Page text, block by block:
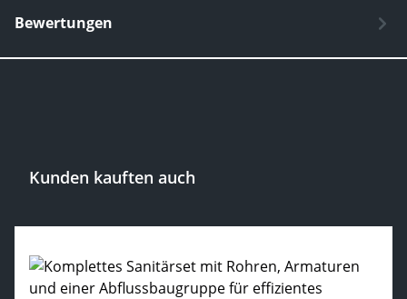
Bewertungen
Kunden kauften auch